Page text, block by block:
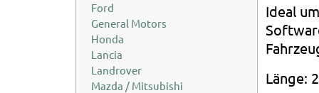
Ford
General Motors
Honda
Lancia
Landrover
Mazda / Mitsubishi
Ideal
Länge: